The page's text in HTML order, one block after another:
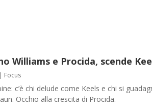
Williams e Procida, scende
Focus
c’è chi delude come Keels e chi si
Occhio alla crescita di Procida.